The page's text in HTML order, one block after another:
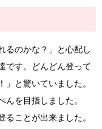
るのかな？」と心配し
です。どんどん登って
と驚いていました。
を目指しました。
ることが出来ました。